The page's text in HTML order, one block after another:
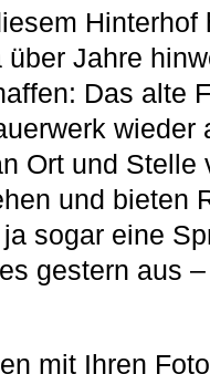
Hinterhof
Jahre
Das alte
wieder
Ort und Stelle
und bieten
sogar eine
gestern aus
mit Ihren